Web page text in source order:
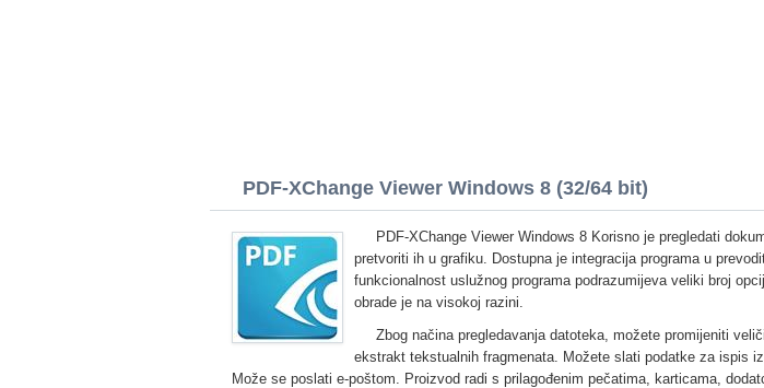
PDF-XChange Viewer Windows 8 (32/64 bit)
PDF-XChange Viewer Windows 8 Korisno je pregledati
pretvoriti ih u grafiku. Dostupna je integracija programa u
funkcionalnost uslužnog programa podrazumijeva veliki broj
obrade je na visokoj razini.
Zbog načina pregledavanja datoteka, možete promijeniti
ekstrakt tekstualnih fragmenata. Možete slati podatke za ispis
Može se poslati e-poštom. Proizvod radi s prilagođenim pečatima, karticama,